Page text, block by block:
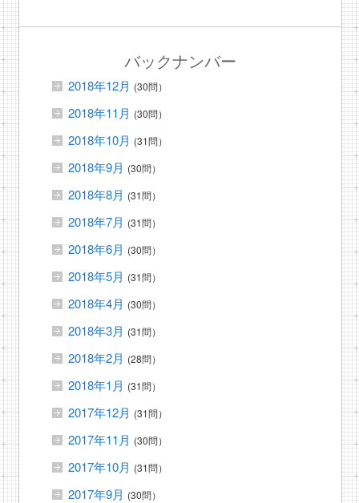
バックナンバー
2018年12月 (30問）
2018年11月 (30問）
2018年10月 (31問）
2018年9月 (30問）
2018年8月 (31問）
2018年7月 (31問）
2018年6月 (30問）
2018年5月 (31問）
2018年4月 (30問）
2018年3月 (31問）
2018年2月 (28問）
2018年1月 (31問）
2017年12月 (31問）
2017年11月 (30問）
2017年10月 (31問）
2017年9月 (30問）